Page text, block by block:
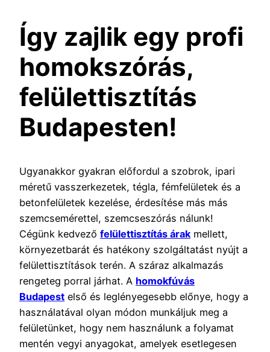
Így zajlik egy profi
homokszórás,
felülettisztítás
Budapesten!
Ugyanakkor gyakran előfordul a szobrok, ipari
méretű vasszerkezetek, tégla, fémfelületek és a
betonfelületek kezelése, érdesítése más más
szemcsemérettel, szemcseszórás nálunk!
Cégünk kedvező felülettisztítás árak mellett,
környezetbarát és hatékony szolgáltatást nyújt a
felülettisztítások terén. A száraz alkalmazás
rengeteg porral járhat. A homokfúvás
Budapest első és leglényegesebb előnye, hogy a
használatával olyan módon munkáljuk meg a
felületünket, hogy nem használunk a folyamat
mentén vegyi anyagokat, amelyek esetlegesen